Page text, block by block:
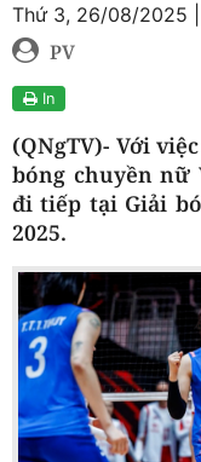
Thứ 3, 26/08/2025
PV
In
(QNgTV)- Với
bóng chuyền nữ
đi tiếp tại Giải
2025.